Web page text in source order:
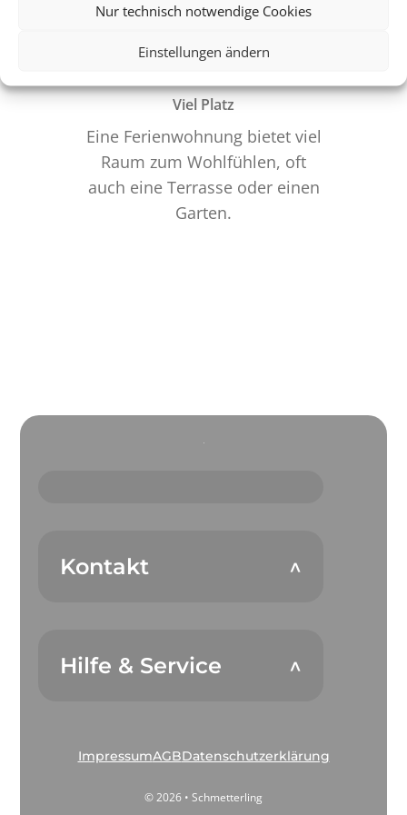
Nur technisch notwendige Cookies
Einstellungen ändern
Viel Platz
Eine Ferienwohnung bietet viel
Raum zum Wohlfühlen, oft
auch eine Terrasse oder einen
Garten.
Kontakt
Hilfe & Service
ImpressumAGBDatenschutzerklärung
© 2026 • Schmetterling